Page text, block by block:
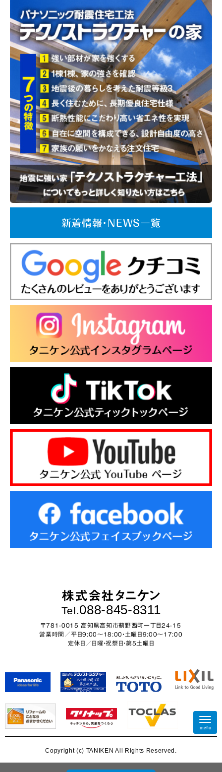
新着情報･NEWS一覧
株式会社タニケン
Tel. 088-845-8311
〒781-0015 高知県高知市薊野西町一丁目24-15
営業時間／平日9:00～18:00・土曜日9:00〜17:00
定休日／日曜・祝祭日・第5土曜日
N
a
v
menu
Copyright (c) TANIKEN All Rights Reserved.